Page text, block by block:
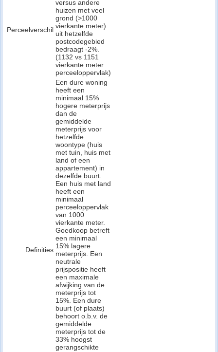
Perceelverschil
versus andere
huizen met veel
grond (>1000
vierkante meter)
uit hetzelfde
postcodegebied
bedraagt -2%.
(1132 vs 1151
vierkante meter
perceeloppervlak)
Definities
Een dure woning
heeft een
minimaal 15%
hogere meterprijs
dan de
gemiddelde
meterprijs voor
hetzelfde
woontype (huis
met tuin, huis met
land of een
appartement) in
dezelfde buurt.
Een huis met land
heeft een
minimaal
perceeloppervlak
van 1000
vierkante meter.
Goedkoop betreft
een minimaal
15% lagere
meterprijs. Een
neutrale
prijspositie heeft
een maximale
afwijking van de
meterprijs tot
15%. Een dure
buurt (of plaats)
behoort o.b.v. de
gemiddelde
meterprijs tot de
33% hoogst
gerangschikte